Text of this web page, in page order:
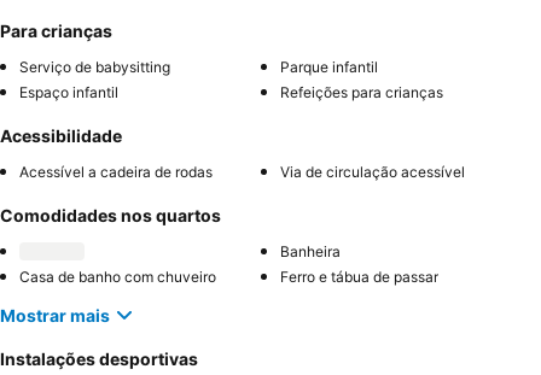
Para crianças
Serviço de babysitting
Parque infantil
Espaço infantil
Refeições para crianças
Acessibilidade
Acessível a cadeira de rodas Via de circulação acessível
Comodidades nos quartos
Banheira
Casa de banho com chuveiro
Ferro e tábua de passar
Mostrar mais
Instalações desportivas